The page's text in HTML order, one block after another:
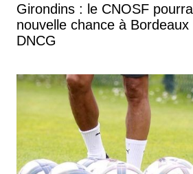
Girondins : le CNOSF
nouvelle chance à
DNCG